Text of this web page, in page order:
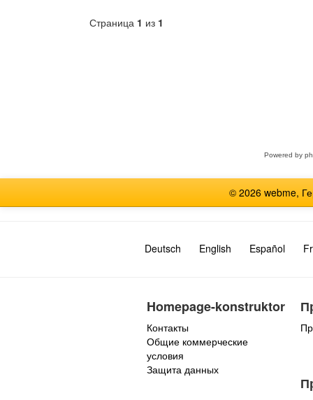
Страница 1 из 1
Powered by
© 2026 webme,
Deutsch English Español
Homepage-konstruktor
Контакты
Общие коммерческие
условия
Защита данных